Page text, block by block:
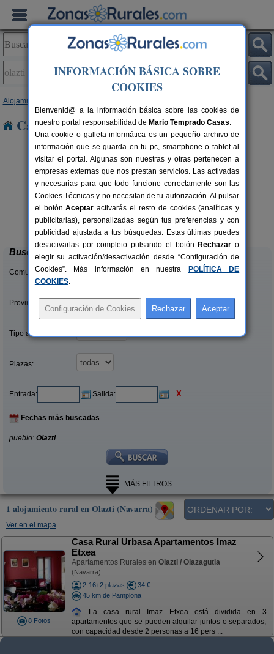
Alojamientos
Casas Rurales en Olazti
16+2 pers.
desde 28 €
Casa Rural Estankoenea
Landetxea
Artieda (Navarra)
Buscar
Comunidades:
Provincias/Islas:
Tipo alquiler:
Plazas:
Entrada: Salida: X
Fechas más buscadas
pueblo: Olazti
MÁS FILTROS
1 alojamiento rural en Olazti (Navarra)
Ver en el mapa
8 Fotos
Casa Rural Urbasa Apartamentos Imaz
Etxea
Apartamentos Rurales en Olazti / Olazagutia
(Navarra)
2-16+2 plazas
34 €
45 km de Pamplona
La casa rural Imaz Etxea está dividida en 3
apartamentos que se pueden alquilar juntos o separados,
con capacidad desde 2 personas a 16 pers ...
INFORMACIÓN BÁSICA SOBRE
COOKIES
Bienvenid@ a la información básica sobre las cookies de
nuestro portal responsabilidad de Mario Temprado Casas.
Una cookie o galleta informática es un pequeño archivo de
información que se guarda en tu pc, smartphone o tablet al
visitar el portal. Algunas son nuestras y otras pertenecen a
empresas externas que nos prestan servicios. Las activadas
y necesarias para que todo funcione correctamente son las
Cookies Técnicas y no necesitan de tu autorización. Al pulsar
el botónAceptar activarás el resto de cookies (analíticas y
publicitarias), personalizadas según tus preferencias y con
publicidad ajustada a tus búsquedas. Estas últimas puedes
desactivarlas por completo pulsando el botón Rechazar o
elegir su activación/desactivación desde “Configuración de
Cookies”. Más información en nuestra
POLÍTICA DE
COOKIES.